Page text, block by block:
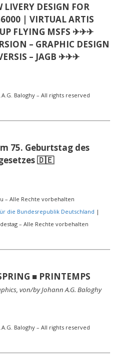
DESIGN FOR
| VIRTUAL ARTIS
FLYING MSFS ✈✈✈
– GRAPHIC DESIGN
– JAGB ✈✈✈
Baloghy – All rights reserved
75. Geburtstag des
🇩🇪
– Alle Rechte vorbehalten
die Bundesrepublik Deutschland |
– Alle Rechte vorbehalten
■ PRINTEMPS
von/by Johann A.G. Baloghy
Baloghy – All rights reserved